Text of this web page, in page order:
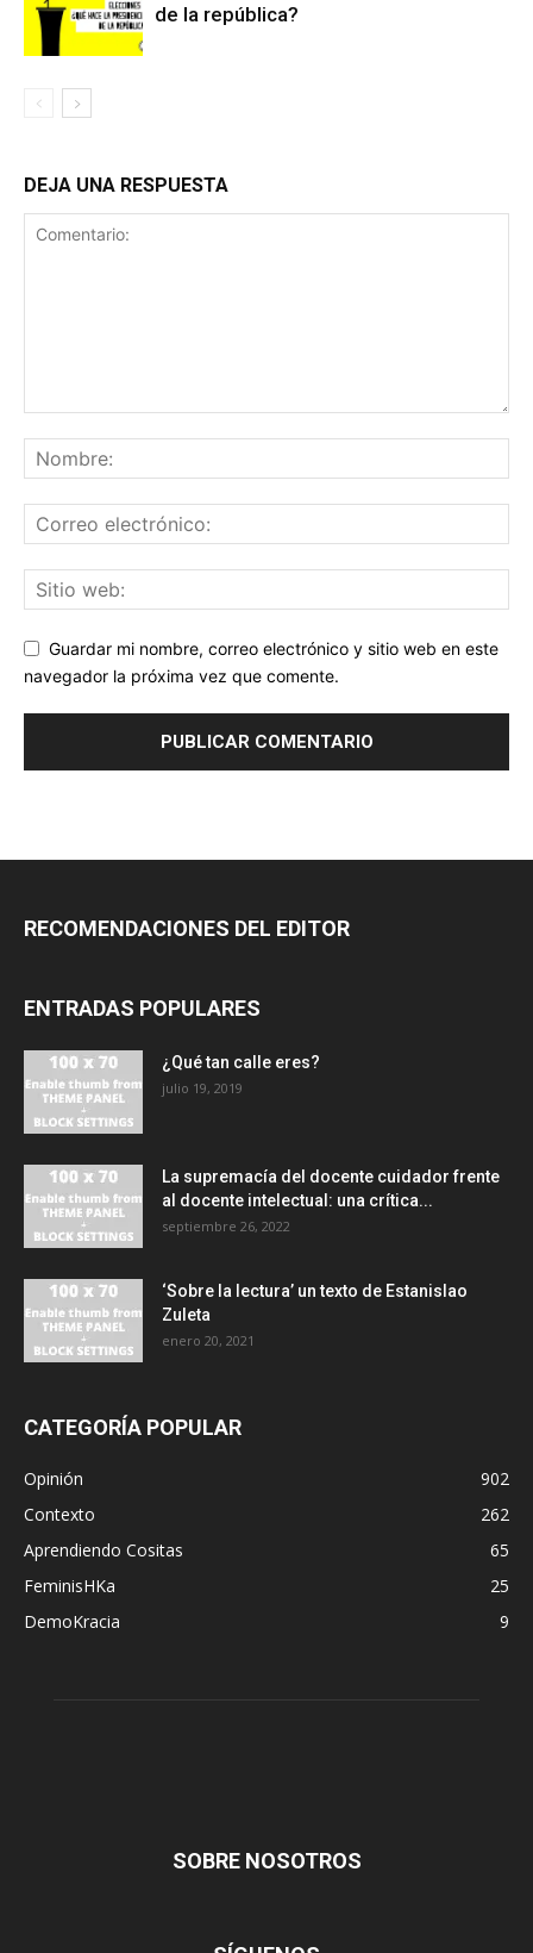
de la república?
DEJA UNA RESPUESTA
Guardar mi nombre, correo electrónico y sitio web en este
navegador la próxima vez que comente.
RECOMENDACIONES DEL EDITOR
ENTRADAS POPULARES
¿Qué tan calle eres?
julio 19, 2019
La supremacía del docente cuidador frente
al docente intelectual: una crítica...
septiembre 26, 2022
‘Sobre la lectura’ un texto de Estanislao
Zuleta
enero 20, 2021
CATEGORÍA POPULAR
Opinión
902
Contexto
262
Aprendiendo Cositas
65
FeminisHKa
25
DemoKracia
9
SOBRE NOSOTROS